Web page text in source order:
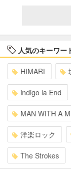
人気のキーワー
HIMARI
indigo la End
MAN WITH A
洋楽ロック
The Strokes